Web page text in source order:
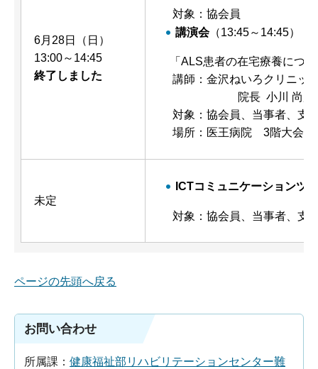
6月28日（日）
13:00～14:45
終了しました
対象：協会員
講演会（13:45～14:45）
「ALS患者の在宅療養につ
講師：金沢ねいろクリニッ
院長 小川 尚彦
対象：協会員、当事者、支
場所：医王病院 3階大会
未定
ICTコミュニケーションツ
対象：協会員、当事者、支
ページの先頭へ戻る
お問い合わせ
所属課： 健康福祉部リハビリテーションセンター難